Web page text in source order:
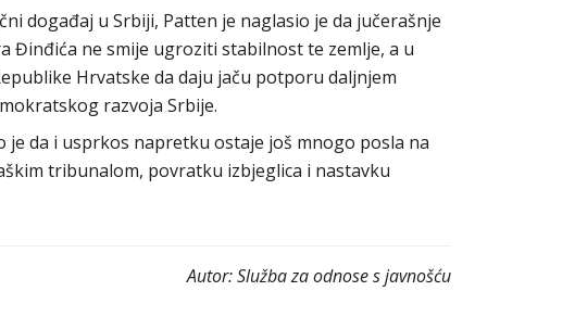
događaj u Srbiji, Patten je naglasio je da jučerašnje
Đinđića ne smije ugroziti stabilnost te zemlje, a u
Hrvatske da daju jaču potporu daljnjem
razvoja Srbije.
je da i usprkos napretku ostaje još mnogo posla na
tribunalom, povratku izbjeglica i nastavku
Autor:Služba za odnose s javnošću